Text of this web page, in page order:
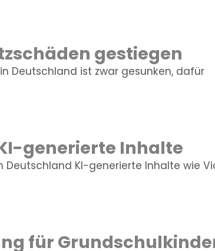
gestiegen
Deutschland ist zwar gesunken, dafür
generierte Inhalte
KI-generierte Inhalte wie
für misst Wissen